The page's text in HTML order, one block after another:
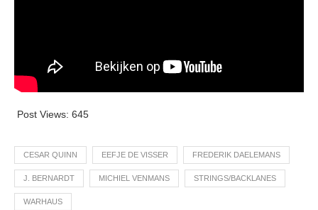
Post Views: 645
CESAR QUINN EEFJE DE VISSER FREDERIK DAELEMANS
J. BERNARDT MICHIEL VENMANS STRINGS/BACKLANES
WARHAUS